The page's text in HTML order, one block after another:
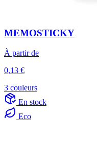
MEMOSTICKY
À partir de
0,13 €
3 couleurs
En stock
Eco